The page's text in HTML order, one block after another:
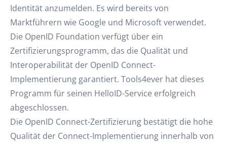
Identität anzumelden. Es wird bereits von
Marktführern wie Google und Microsoft verwendet.
Die OpenID Foundation verfügt über ein
Zertifizierungsprogramm, das die Qualität und
Interoperabilität der OpenID Connect-
Implementierung garantiert. Tools4ever hat dieses
Programm für seinen HelloID-Service erfolgreich
abgeschlossen.
Die OpenID Connect-Zertifizierung bestätigt die hohe
Qualität der Connect-Implementierung innerhalb von